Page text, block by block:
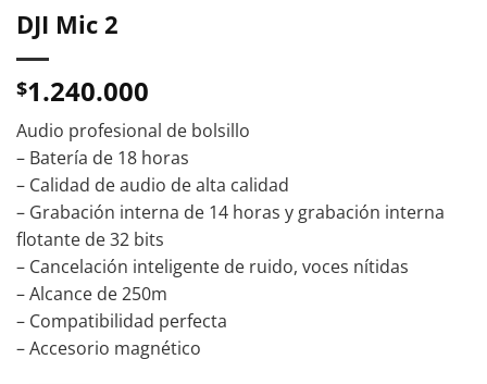
DJI Mic 2
$1.240.000
Audio profesional de bolsillo
– Batería de 18 horas
– Calidad de audio de alta calidad
– Grabación interna de 14 horas y grabación interna
flotante de 32 bits
– Cancelación inteligente de ruido, voces nítidas
– Alcance de 250m
– Compatibilidad perfecta
– Accesorio magnético